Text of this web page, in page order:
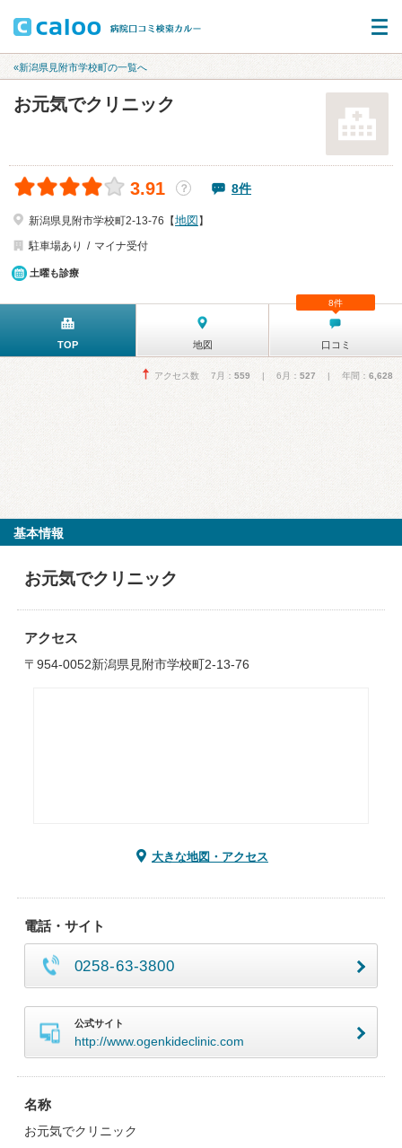
«新潟県見附市学校町の一覧へ
お元気でクリニック
3.91 ？ 8件
新潟県見附市学校町2-13-76【地図 】
駐車場あり
マイナ受付
土曜も診療
TOP 地図 口コミ
8件
アクセス数 7月： 559 | 6月： 527 | 年間： 6,628
基本情報
お元気でクリニック
アクセス
〒954-0052新潟県見附市学校町2-13-76
大きな地図・アクセス
電話・サイト
0258-63-3800
公式サイト
http://www.ogenkideclinic.com
名称
お元気でクリニック